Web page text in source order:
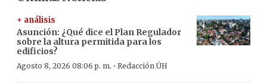
+ análisis
Asunción: ¿Qué dice el Plan Regulador
sobre la altura permitida para los
edificios?
Agosto 8, 2026 08:06 p. m. · Redacción ÚH